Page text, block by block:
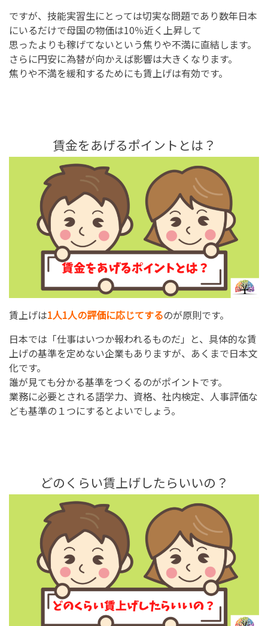
ですが、技能実習生にとっては切実な問題であり数年日本
にいるだけで母国の物価は10％近く上昇して
思ったよりも稼げてないという焦りや不満に直結します。
さらに円安に為替が向かえば影響は大きくなります。
焦りや不満を緩和するためにも賃上げは有効です。
賃金をあげるポイントとは？
賃上げは1人1人の評価に応じてするのが原則です。
日本では「仕事はいつか報われるものだ」と、具体的な賃
上げの基準を定めない企業もありますが、あくまで日本文
化です。
誰が見ても分かる基準をつくるのがポイントです。
業務に必要とされる語学力、資格、社内検定、人事評価な
ども基準の１つにするとよいでしょう。
どのくらい賃上げしたらいいの？